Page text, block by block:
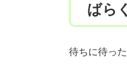
ばら
待ちに待っ